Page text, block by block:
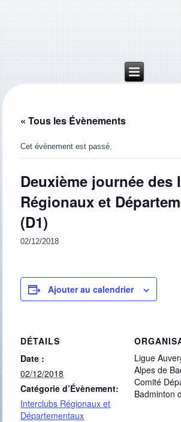
« Tous les Évènements
Cet évènement est passé.
Deuxième journée des
Régionaux et
(D1)
02/12/2018
Ajouter au calendrier
DÉTAILS
Date :
02/12/2018
Catégorie d’Évènement:
Interclubs Régionaux et
Départementaux
Ligue
Alpes de
Comité
Badminton